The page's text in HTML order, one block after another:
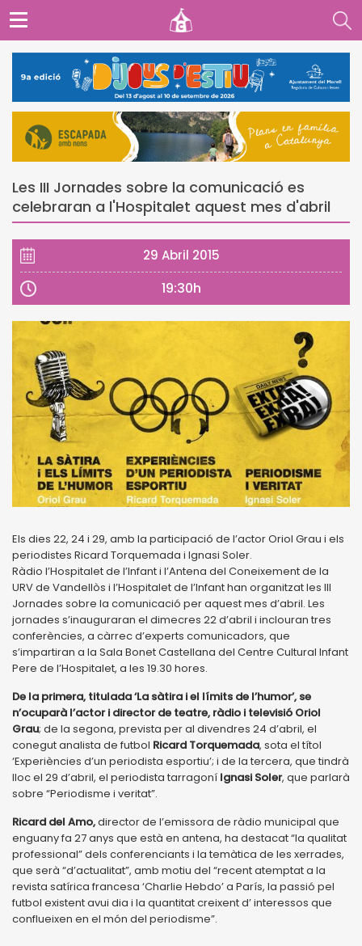
Les III Jornades sobre la comunicació es
celebraran a l'Hospitalet aquest mes d'abril
29 Abril 2015
19:30h
Els dies 22, 24 i 29, amb la participació de l’actor Oriol Grau i els
periodistes Ricard Torquemada i Ignasi Soler.
Ràdio l’Hospitalet de l’Infant i l’Antena del Coneixement de la
URV de Vandellòs i l’Hospitalet de l’Infant han organitzat les III
Jornades sobre la comunicació per aquest mes d’abril. Les
jornades s’inauguraran el dimecres 22 d’abril i inclouran tres
conferències, a càrrec d’experts comunicadors, que
s’impartiran a la Sala Bonet Castellana del Centre Cultural Infant
Pere de l’Hospitalet, a les 19.30 hores.
De la primera, titulada ‘La sàtira i el límits de l’humor’, se
n’ocuparà l’actor i director de teatre, ràdio i televisió Oriol
Grau; de la segona, prevista per al divendres 24 d’abril, el
conegut analista de futbol Ricard Torquemada, sota el títol
‘Experiències d’un periodista esportiu’; i de la tercera, que tindrà
lloc el 29 d’abril, el periodista tarragoní Ignasi Soler, que parlarà
sobre “Periodisme i veritat”.
Ricard del Amo,director de l’emissora de ràdio municipal que
enguany fa 27 anys que està en antena, ha destacat “la qualitat
professional” dels conferenciants i la temàtica de les xerrades,
que serà “d’actualitat”, amb motiu del “recent atemptat a la
revista satírica francesa ‘Charlie Hebdo’ a París, la passió pel
futbol existent avui dia i la quantitat creixent d’ interessos que
conflueixen en el món del periodisme”.